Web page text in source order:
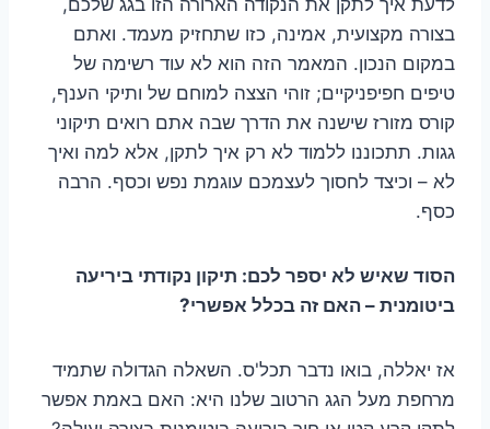
בצורה מקצועית, אמינה, כזו שתחזיק מעמד. ואתם
במקום הנכון. המאמר הזה הוא לא עוד רשימה של
טיפים חפיפניקיים; זוהי הצצה למוחם של ותיקי הענף,
קורס מזורז שישנה את הדרך שבה אתם רואים תיקוני
גגות. תתכוננו ללמוד לא רק איך לתקן, אלא למה ואיך
לא – וכיצד לחסוך לעצמכם עוגמת נפש וכסף. הרבה
כסף.
הסוד שאיש לא יספר לכם: תיקון נקודתי ביריעה
ביטומנית – האם זה בכלל אפשרי?
אז יאללה, בואו נדבר תכל'ס. השאלה הגדולה שתמיד
מרחפת מעל הגג הרטוב שלנו היא: האם באמת אפשר